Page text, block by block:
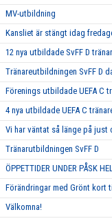
MV-utbildning
Kansliet är stängt idag
12 nya utbildade SvFF D
Tränareutbildningen SvFF D
Förenings utbildade UEFA C
4 nya utbildade UEFA C
Vi har väntat så länge på just
Tränarutbildningen SvFF D
ÖPPETTIDER UNDER PÅSK
Förändringar med Grönt kort
Välkomna!